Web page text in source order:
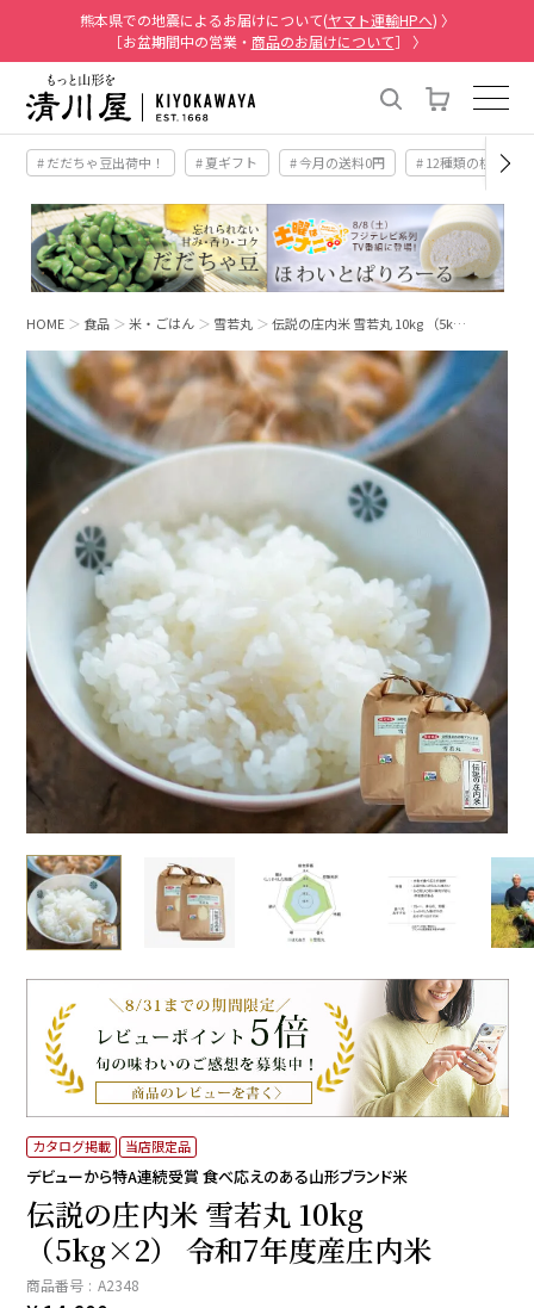
熊本県での地震によるお届けについて(ヤマト運輸HPへ) 〉
［お盆期間中の営業・ 商品のお届けについて］ 〉
# だだちゃ豆出荷中！ # 夏ギフト # 今月の送料0円 # 12種類の桃
HOME 食品 米・ごはん 雪若丸 伝説の庄内米 雪若丸 10kg （5k…
カタログ掲載 当店限定品
デビューから特A連続受賞 食べ応えのある山形ブランド米
伝説の庄内米 雪若丸 10kg
（5kg×2） 令和7年度産庄内米
商品番号 A2348